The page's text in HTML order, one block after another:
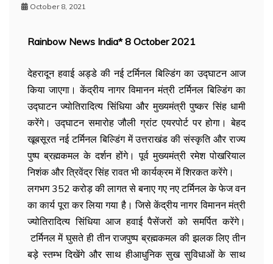
October 8, 2021
Rainbow News India* 8 October 2021
देहरादून हवाई अड्डे की नई टर्मिनल बिल्डिंग का उद्घाटन आज
किया जाएगा। केंद्रीय नागर विमानन मंत्री टर्मिनल बिल्डिंग का
उद्घाटन ज्योतिरादित्य सिंधिया और मुख्यमंत्री पुष्कर सिंह धामी
करेंगे। उद्घाटन समारोह जौली ग्रांट एयरपोर्ट पर होगा। बेहद
खूबसूरत नई टर्मिनल बिल्डिंग में उत्तराखंड की संस्कृति और राज्य
पुष्प ब्रह्मकमल के दर्शन होंगे। पूर्व मुख्यमंत्री रमेश पोखरियाल
निशंक और त्रिवेंद्र सिंह रावत भी कार्यक्रम में शिरकत करेंगे।
लगभग 352 करोड़ की लागत से बनाए गए नए टर्मिनल के फेज वन
का कार्य पूरा कर लिया गया है। जिसे केंद्रीय नागर विमानन मंत्री
ज्योतिरादित्य सिंधिया आज हवाई पैसेंजरों को समर्पित करेंगे।
टर्मिनल में घुसते ही तीन राजपुष्प ब्रह्मकमल की झलक लिए तीन
बड़े स्तम्भ दिखेंगे और साथ हीआधुनिक सुख सुविधाओं के साथ